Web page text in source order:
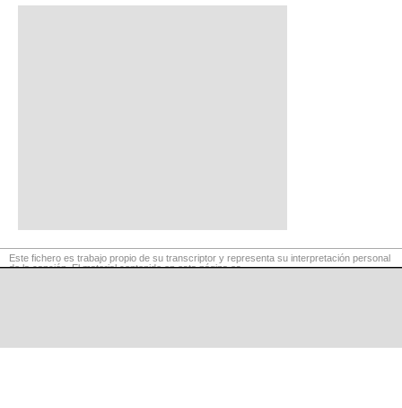
Este fichero es trabajo propio de su transcriptor y representa su interpretación personal
de la canción. El material contenido en esta página es